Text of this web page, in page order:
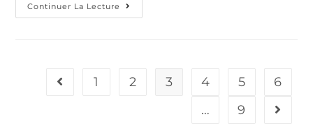
Continuer La Lecture
1 2 3 4 5
6
…
9